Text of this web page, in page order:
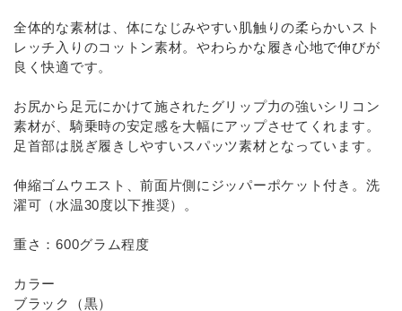
全体的な素材は、体になじみやすい肌触りの柔らかいスト
レッチ入りのコットン素材。やわらかな履き心地で伸びが
良く快適です。
お尻から足元にかけて施されたグリップ力の強いシリコン
素材が、騎乗時の安定感を大幅にアップさせてくれます。
足首部は脱ぎ履きしやすいスパッツ素材となっています。
伸縮ゴムウエスト、前面片側にジッパーポケット付き。洗
濯可（水温30度以下推奨）。
重さ：600グラム程度
カラー
ブラック（黒）